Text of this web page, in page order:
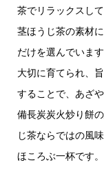
茶でリラックスし
茎ほうじ茶の素材
だけを選んでいます
大切に育てられ、
することで、あざ
備長炭炭火炒り餅
じ茶ならではの風
ほころぶ一杯です。